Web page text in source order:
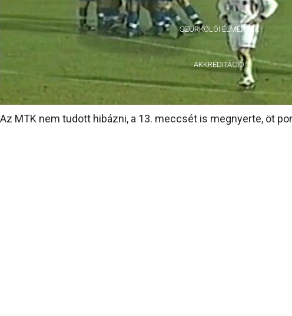
SZURKOLÓI ÉLMÉNYEK
AKKREDITÁCIÓ
MTK nem tudott hibázni, a 13. meccsét is megnyerte, öt